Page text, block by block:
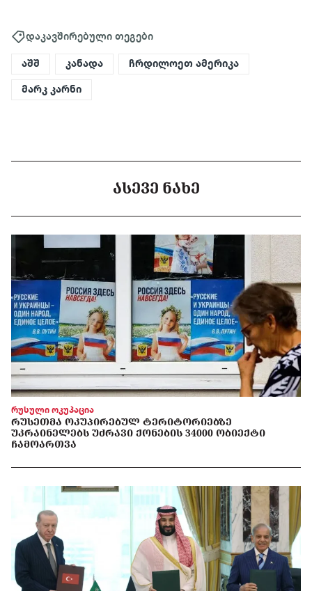
დაკავშირებული თეგები
აშშ კანადა ჩრდილოეთ ამერიკა
მარკ კარნი
ᲐᲡᲔᲕᲔ ᲜᲐᲮᲔ
რუსული ოკუპაცია
ᲠᲣᲡᲔᲗᲛᲐ ᲝᲙᲣᲞᲘᲠᲔᲑᲣᲚ ᲢᲔᲠᲘᲢᲝᲠᲘᲔᲑᲖᲔ
ᲣᲙᲠᲐᲘᲜᲔᲚᲔᲑᲡ ᲣᲫᲠᲐᲕᲘ ᲥᲝᲜᲔᲑᲘᲡ 34000 ᲝᲑᲘᲔᲥᲢᲘ
ᲩᲐᲛᲝᲐᲠᲗᲕᲐ